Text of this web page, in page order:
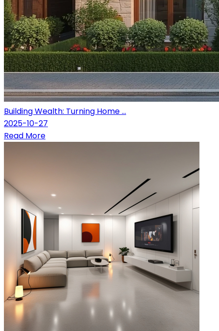
Building Wealth: Turning Home ...
2025-10-27
Read More